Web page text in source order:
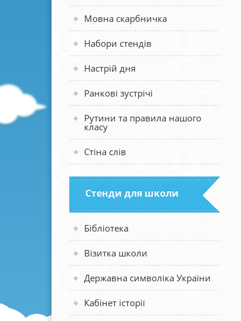
Мовна скарбничка
Набори стендів
Настрій дня
Ранкові зустрічі
Рутини та правила нашого
класу
Стіна слів
Стенди для школи
Бібліотека
Візитка школи
Державна символіка України
Кабінет історії